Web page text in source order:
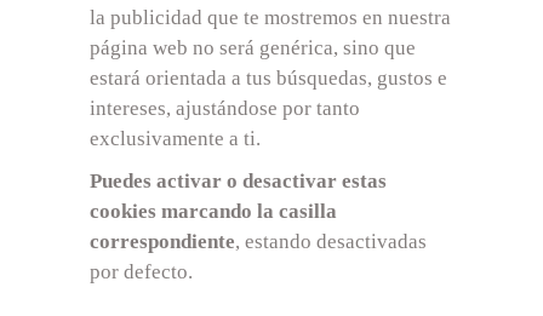
la publicidad que te mostremos en nuestra
página web no será genérica, sino que
estará orientada a tus búsquedas, gustos e
intereses, ajustándose por tanto
exclusivamente a ti.
Puedes activar o desactivar estas
cookies marcando la casilla
correspondiente, estando desactivadas
por defecto.